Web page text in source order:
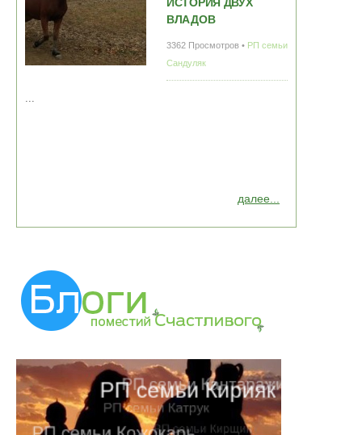
ВЛАДОВ
3362 Просмотров • РП семьи
Сандуляк
далее...
...